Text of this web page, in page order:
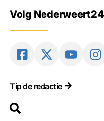
Volg Nederweert24
Tip de redactie